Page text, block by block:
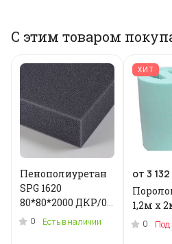
С этим товаром
Пенополиуретан
SPG 1620
80*80*2000 ДКР/0.2
кг .N-3955U
0 Есть в наличии
ХИТ
от 3
1,2м x
0 Под